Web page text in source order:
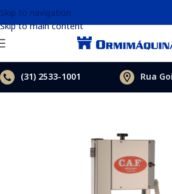
Skip to navigation
Skip to main content
(31) 2533-1001 Rua